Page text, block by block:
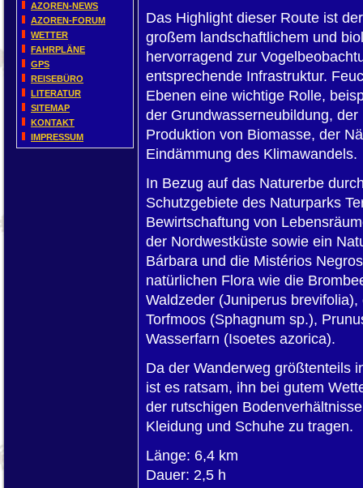
Das Highlight dieser Route ist
großem landschaftlichem und
hervorragend zur
entsprechende Infrastruktur.
Ebenen eine wichtige Rolle,
der Grundwasserneubildung,
Produktion von Biomasse, der
Eindämmung des Klimawandels.
In Bezug auf das Naturerbe
Schutzgebiete des Naturparks
Bewirtschaftung von
der Nordwestküste sowie ein
Bárbara und die Mistérios
natürlichen Flora wie die
Waldzeder (Juniperus
Torfmoos (Sphagnum sp.),
Wasserfarn (Isoetes azorica).
Da der Wanderweg größtenteils
ist es ratsam, ihn bei gutem
der rutschigen
Kleidung und Schuhe zu tragen.
Länge: 6,4 km
Dauer: 2,5 h
AZOREN-NEWS
AZOREN-FORUM
WETTER
FAHRPLÄNE
GPS
REISEBÜRO
LITERATUR
SITEMAP
KONTAKT
IMPRESSUM